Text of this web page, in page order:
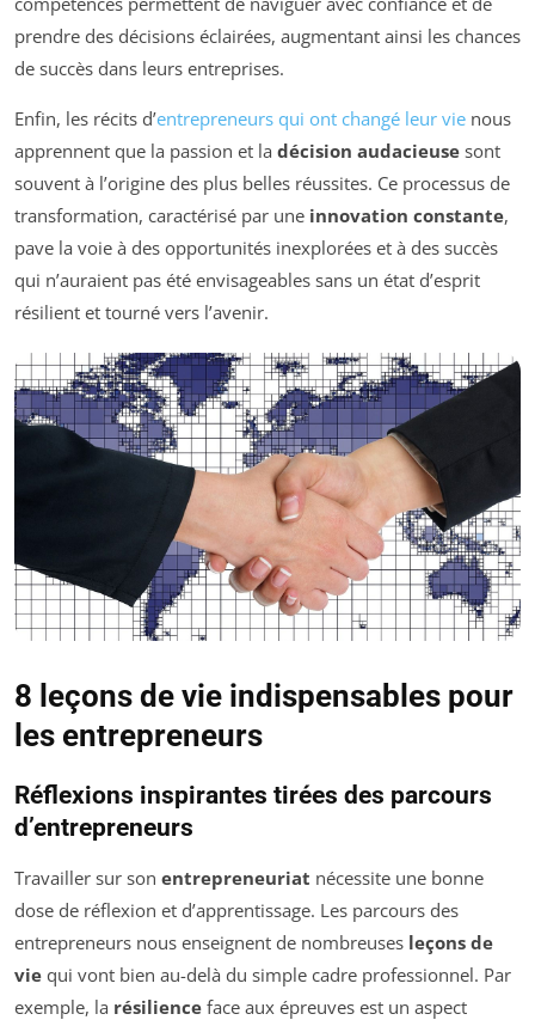
prendre des décisions éclairées, augmentant ainsi les chances
de succès dans leurs entreprises.
Enfin, les récits d’entrepreneurs qui ont changé leur vie nous
apprennent que la passion et la décision audacieuse sont
souvent à l’origine des plus belles réussites. Ce processus de
transformation, caractérisé par une innovation constante,
pave la voie à des opportunités inexplorées et à des succès
qui n’auraient pas été envisageables sans un état d’esprit
résilient et tourné vers l’avenir.
8 leçons de vie indispensables pour
les entrepreneurs
Réflexions inspirantes tirées des parcours
d’entrepreneurs
Travailler sur son entrepreneuriat nécessite une bonne
dose de réflexion et d’apprentissage. Les parcours des
entrepreneurs nous enseignent de nombreuses leçons de
vie qui vont bien au-delà du simple cadre professionnel. Par
exemple, la résilience face aux épreuves est un aspect